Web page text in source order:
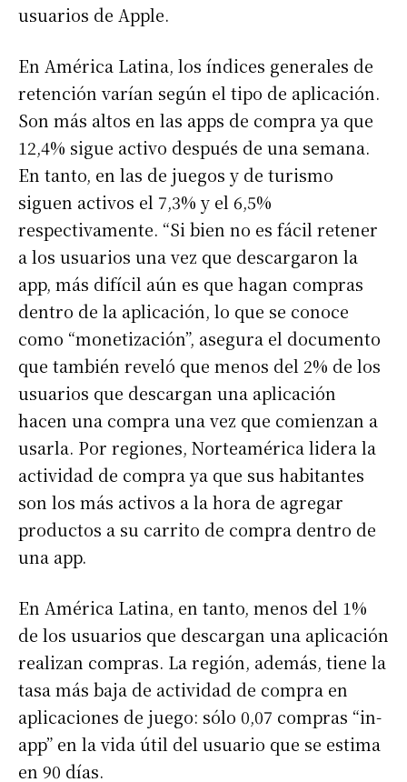
usuarios de Apple.
En América Latina, los índices generales de
retención varían según el tipo de aplicación.
Son más altos en las apps de compra ya que
12,4% sigue activo después de una semana.
En tanto, en las de juegos y de turismo
siguen activos el 7,3% y el 6,5%
respectivamente. “Si bien no es fácil retener
a los usuarios una vez que descargaron la
app, más difícil aún es que hagan compras
dentro de la aplicación, lo que se conoce
como “monetización”, asegura el documento
que también reveló que menos del 2% de los
usuarios que descargan una aplicación
hacen una compra una vez que comienzan a
usarla. Por regiones, Norteamérica lidera la
actividad de compra ya que sus habitantes
son los más activos a la hora de agregar
productos a su carrito de compra dentro de
una app.
En América Latina, en tanto, menos del 1%
de los usuarios que descargan una aplicación
realizan compras. La región, además, tiene la
tasa más baja de actividad de compra en
aplicaciones de juego: sólo 0,07 compras “in-
app” en la vida útil del usuario que se estima
en 90 días.